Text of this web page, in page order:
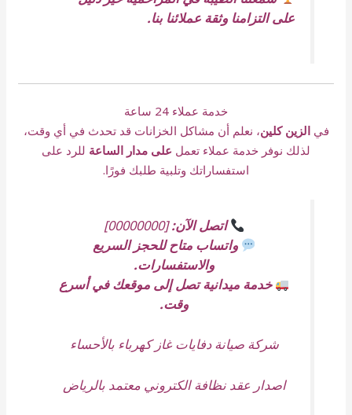
على التزامنا وثقة عملائنا بنا.
خدمة عملاء 24 ساعة
فيالزين كلين، نعلم أن مشاكل الخزانات قد تحدث في أي وقت،
لذلك نوفر خدمة عملاء تعمل على مدار الساعة للرد على
استفساراتك وتلبية طلبك فورًا.
اتصل الآن:[00000000]
واتساب متاح للحجز السريع
والاستفسارات.
خدمة ميدانية تصل إلى موقعك في أسرع
وقت.
شركة صيانة دفايات غاز كهرباء بالأحساء
اصدار عقد نظافة الكتروني معتمد بالرياض